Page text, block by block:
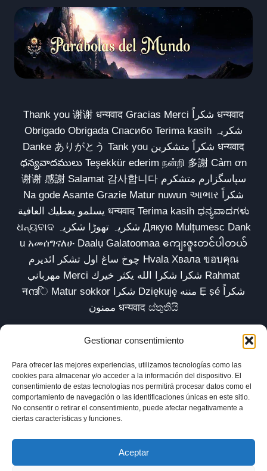
Gestionar consentimiento
Para ofrecer las mejores experiencias, utilizamos tecnologías como las
cookies para almacenar y/o acceder a la información del dispositivo. El
consentimiento de estas tecnologías nos permitirá procesar datos como el
comportamiento de navegación o las identificaciones únicas en este sitio.
No consentir o retirar el consentimiento, puede afectar negativamente a
ciertas características y funciones.
Aceptar
Thank you 谢谢 धन्यवाद Gracias Merci شكراً धन्यवाद
Obrigado Obrigada Спасибо Terima kasih شکریہ
Danke ありがとう Tank you شكراً متشكرين धन्यवाद
ధన్యవాదములు Teşekkür ederim நன்றி 多謝 Cảm ơn
谢谢 感謝 Salamat 감사합니다 سپاسگزارم متشکرم
Na gode Asante Grazie Matur nuwun આભાર شكراً
يسلمو يعطيك العافية धन्यवाद Terima kasih ಧನ್ಯವಾದಗಳು
ଧନ୍ୟବାଦ شکریہ تھوڑا شکریہ Дякую Mulțumesc Dank
u አመሰግናለሁ Daalụ Galatoomaa ကျေးဇူးတင်ပါတယ်
چوخ ساغ اول تشکر ائدیرم Hvala Хвала ขอบคุณ
مهرباني Merci شكرا شكرا الله يكثر خيرك Rahmat
नന്ദि Matur sokkor شكرا Dziękuję مننه Ẹ ṣé شكراً
ممنون धन्यवाद ස්තුතියි
Inicio Biblioteca Parábolas TV
Comunidad
Esencia
Blog
Política de privacidad
Aviso legal
Política de cookies (UE)